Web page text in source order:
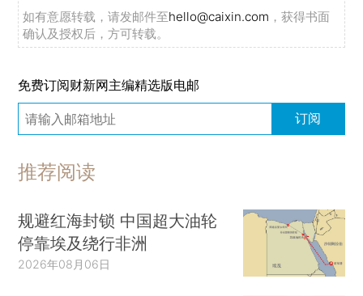
如有意愿转载，请发邮件至hello@caixin.com ，获得书面
确认及授权后，方可转载。
免费订阅财新网主编精选版电邮
订阅
推荐阅读
规避红海封锁 中国超大油轮
停靠埃及绕行非洲
2026年08月06日